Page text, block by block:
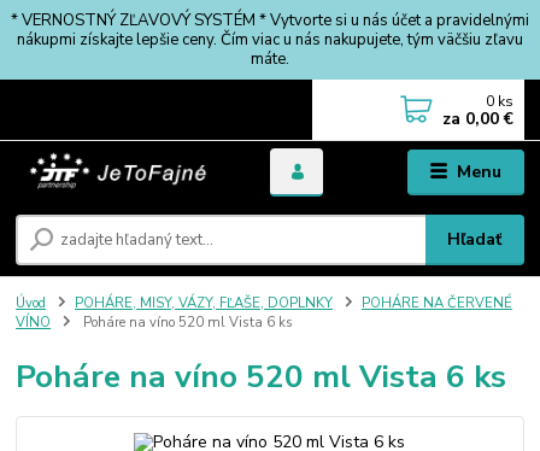
* VERNOSTNÝ ZĽAVOVÝ SYSTÉM * Vytvorte si u nás účet a pravidelnými
nákupmi získajte lepšie ceny. Čím viac u nás nakupujete, tým väčšiu zľavu
máte.
Menu
Hľadať
0 ks
za 0,00 €
Úvod POHÁRE, MISY, VÁZY, FĽAŠE, DOPLNKY
POHÁRE NA ČERVENÉ
VÍNO
Poháre na víno 520 ml Vista 6 ks
Poháre na víno 520 ml Vista 6 ks